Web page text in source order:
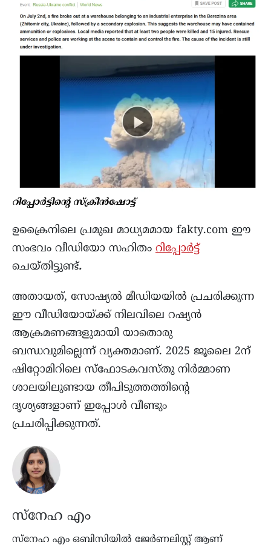
റിപ്പോർട്ടിന്റെ സ്ക്രീൻഷോട്ട്
ഉക്രൈനിലെ പ്രമുഖ മാധ്യമമായ fakty.com ഈ
സംഭവം വീഡിയോ സഹിതം റിപ്പോർട്ട്
ചെയ്തിട്ടുണ്ട്.
അതായത്, സോഷ്യൽ മീഡിയയിൽ പ്രചരിക്കുന്ന
ഈ വീഡിയോയ്ക്ക് നിലവിലെ റഷ്യന്‍
ആക്രമണങ്ങളുമായി യാതൊരു
ബന്ധവുമില്ലെന്ന് വ്യക്തമാണ്. 2025 ജൂലൈ 2ന്
ഷിറ്റോമിറിലെ സ്ഫോടകവസ്തു നിർമ്മാണ
ശാലയിലുണ്ടായ തീപിടുത്തത്തിന്റെ
ദൃശ്യങ്ങളാണ് ഇപ്പോള്‍ വീണ്ടും
പ്രചരിപ്പിക്കുന്നത്.
സ്നേഹ എം
സ്നേഹ എം ഒബിസിയില്‍ ജേർണലിസ്റ്റ് ആണ്